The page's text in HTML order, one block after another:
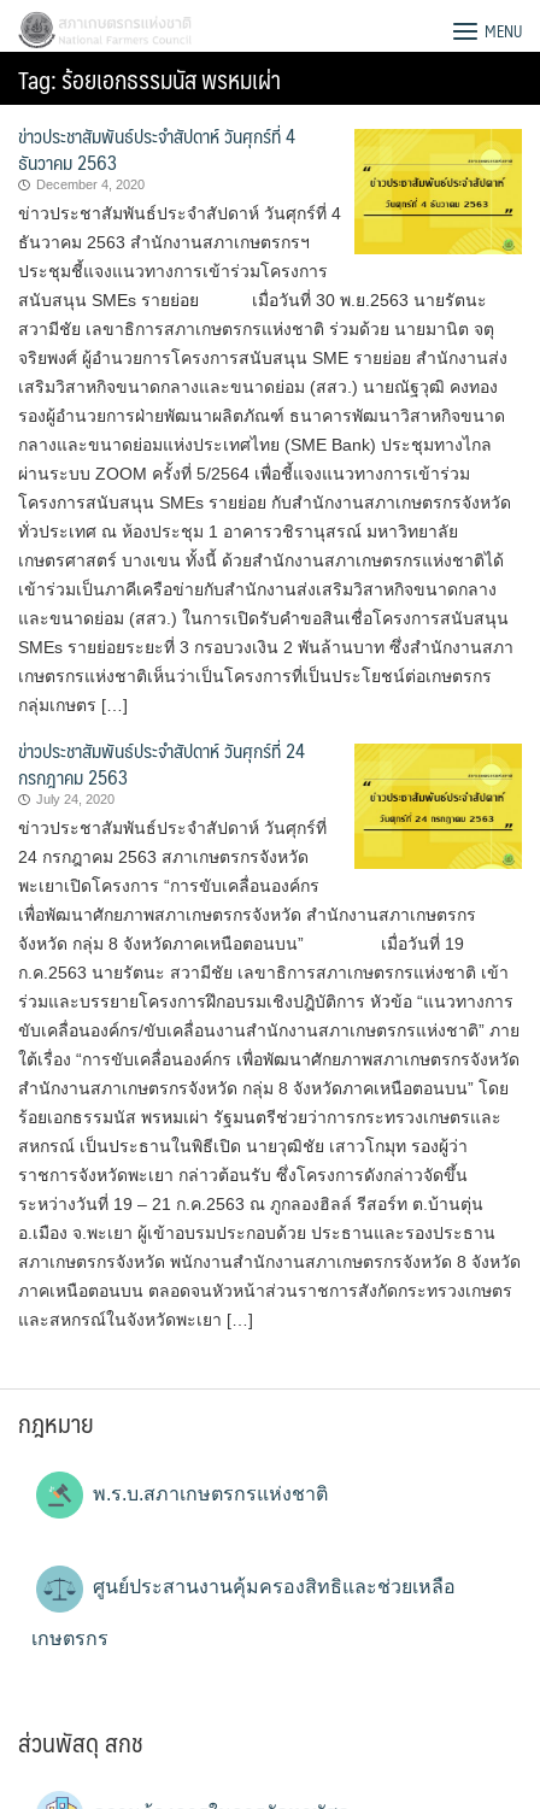
Skip
content
Search
for:
สภาเกษตรกรแห่งชาติ MENU
Tag:ร้อยเอกธรรมนัส พรหมเผ่า
ข่าวประชาสัมพันธ์ประจำสัปดาห์ วันศุกร์ที่ 4
ธันวาคม 2563
December 4, 2020
ข่าวประชาสัมพันธ์ประจำสัปดาห์ วันศุกร์ที่ 4
ธันวาคม 2563 สำนักงานสภาเกษตรกรฯ
ประชุมชี้แจงแนวทางการเข้าร่วมโครงการ
สนับสนุน SMEs รายย่อย เมื่อวันที่ 30 พ.ย.2563 นายรัตนะ
สวามีชัย เลขาธิการสภาเกษตรกรแห่งชาติ ร่วมด้วย นายมานิต จตุ
จริยพงศ์ ผู้อำนวยการโครงการสนับสนุน SME รายย่อย สำนักงานส่ง
เสริมวิสาหกิจขนาดกลางและขนาดย่อม (สสว.) นายณัฐวุฒิ คงทอง
รองผู้อำนวยการฝ่ายพัฒนาผลิตภัณฑ์ ธนาคารพัฒนาวิสาหกิจขนาด
กลางและขนาดย่อมแห่งประเทศไทย (SME Bank) ประชุมทางไกล
ผ่านระบบ ZOOM ครั้งที่ 5/2564 เพื่อชี้แจงแนวทางการเข้าร่วม
โครงการสนับสนุน SMEs รายย่อย กับสำนักงานสภาเกษตรกรจังหวัด
ทั่วประเทศ ณ ห้องประชุม 1 อาคารวชิรานุสรณ์ มหาวิทยาลัย
เกษตรศาสตร์ บางเขน ทั้งนี้ ด้วยสำนักงานสภาเกษตรกรแห่งชาติได้
เข้าร่วมเป็นภาคีเครือข่ายกับสำนักงานส่งเสริมวิสาหกิจขนาดกลาง
และขนาดย่อม (สสว.) ในการเปิดรับคำขอสินเชื่อโครงการสนับสนุน
SMEs รายย่อยระยะที่ 3 กรอบวงเงิน 2 พันล้านบาท ซึ่งสำนักงานสภา
เกษตรกรแห่งชาติเห็นว่าเป็นโครงการที่เป็นประโยชน์ต่อเกษตรกร
กลุ่มเกษตร […]
ข่าวประชาสัมพันธ์ประจำสัปดาห์ วันศุกร์ที่ 24
กรกฎาคม 2563
July 24, 2020
ข่าวประชาสัมพันธ์ประจำสัปดาห์ วันศุกร์ที่
24 กรกฎาคม 2563 สภาเกษตรกรจังหวัด
พะเยาเปิดโครงการ “การขับเคลื่อนองค์กร
เพื่อพัฒนาศักยภาพสภาเกษตรกรจังหวัด สำนักงานสภาเกษตรกร
จังหวัด กลุ่ม 8 จังหวัดภาคเหนือตอนบน” เมื่อวันที่ 19
ก.ค.2563 นายรัตนะ สวามีชัย เลขาธิการสภาเกษตรกรแห่งชาติ เข้า
ร่วมและบรรยายโครงการฝึกอบรมเชิงปฎิบัติการ หัวข้อ “แนวทางการ
ขับเคลื่อนองค์กร/ขับเคลื่อนงานสำนักงานสภาเกษตรกรแห่งชาติ” ภาย
ใต้เรื่อง “การขับเคลื่อนองค์กร เพื่อพัฒนาศักยภาพสภาเกษตรกรจังหวัด
สำนักงานสภาเกษตรกรจังหวัด กลุ่ม 8 จังหวัดภาคเหนือตอนบน” โดย
ร้อยเอกธรรมนัส พรหมเผ่า รัฐมนตรีช่วยว่าการกระทรวงเกษตรและ
สหกรณ์ เป็นประธานในพิธีเปิด นายวุฒิชัย เสาวโกมุท รองผู้ว่า
ราชการจังหวัดพะเยา กล่าวต้อนรับ ซึ่งโครงการดังกล่าวจัดขึ้น
ระหว่างวันที่ 19 – 21 ก.ค.2563 ณ ภูกลองฮิลล์ รีสอร์ท ต.บ้านตุ่น
อ.เมือง จ.พะเยา ผู้เข้าอบรมประกอบด้วย ประธานและรองประธาน
สภาเกษตรกรจังหวัด พนักงานสำนักงานสภาเกษตรกรจังหวัด 8 จังหวัด
ภาคเหนือตอนบน ตลอดจนหัวหน้าส่วนราชการสังกัดกระทรวงเกษตร
และสหกรณ์ในจังหวัดพะเยา […]
กฎหมาย
พ.ร.บ.สภาเกษตรกรแห่งชาติ
ศูนย์ประสานงานคุ้มครองสิทธิและช่วยเหลือ
เกษตรกร
ส่วนพัสดุ สกช